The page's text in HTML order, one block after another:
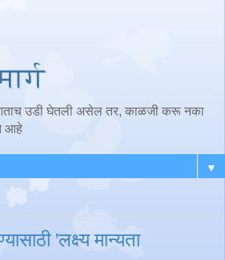
आताच उडी घेतली असेल तर, काळजी करू नका
आहे
▼
'लक्ष्य मान्यता